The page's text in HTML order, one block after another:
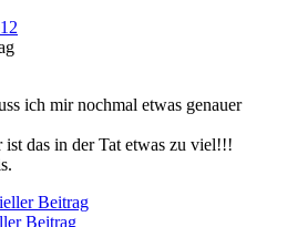
ich mir nochmal etwas genauer
das in der Tat etwas zu viel!!!
Beitrag
Beitrag